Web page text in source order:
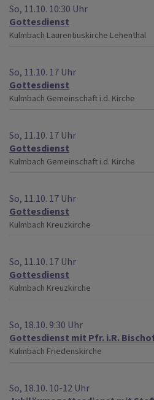
So, 11.10. 10:30 Uhr
Gottesdienst
Kulmbach Laurentiuskirche Lehenthal
So, 11.10. 17 Uhr
Gottesdienst
Kulmbach Gemeinschaft i.d. Kirche
So, 11.10. 17 Uhr
Gottesdienst
Kulmbach Gemeinschaft i.d. Kirche
So, 11.10. 17 Uhr
Gottesdienst
Kulmbach Kreuzkirche
So, 11.10. 17 Uhr
Gottesdienst
Kulmbach Kreuzkirche
So, 18.10. 9:30 Uhr
Gottesdienst mit Pfr. i.R.
Kulmbach Friedenskirche
So, 18.10. 10-12 Uhr